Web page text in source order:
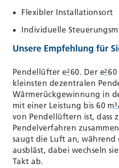
Flexibler Installationsort
Individuelle
Unsere Empfehlung für
Pendellüfter e260. Der e2
kleinsten dezentralen
Wärmerückgewinnung in
mit einer Leistung bis 60 m3
von Pendellüftern ist, dass
Pendelverfahren
saugt die Luft an, während
ausbläst, dabei wechseln
Takt ab.